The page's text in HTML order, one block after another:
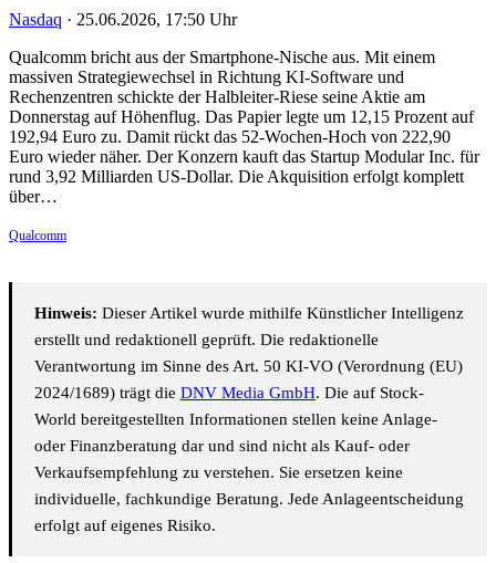
Nasdaq · 25.06.2026, 17:50 Uhr
Qualcomm bricht aus der Smartphone-Nische aus. Mit einem
massiven Strategiewechsel in Richtung KI-Software und
Rechenzentren schickte der Halbleiter-Riese seine Aktie am
Donnerstag auf Höhenflug. Das Papier legte um 12,15 Prozent auf
192,94 Euro zu. Damit rückt das 52-Wochen-Hoch von 222,90
Euro wieder näher. Der Konzern kauft das Startup Modular Inc. für
rund 3,92 Milliarden US-Dollar. Die Akquisition erfolgt komplett
über…
Qualcomm
Hinweis: Dieser Artikel wurde mithilfe Künstlicher Intelligenz
erstellt und redaktionell geprüft. Die redaktionelle
Verantwortung im Sinne des Art. 50 KI-VO (Verordnung (EU)
2024/1689) trägt die DNV Media GmbH. Die auf Stock-
World bereitgestellten Informationen stellen keine Anlage-
oder Finanzberatung dar und sind nicht als Kauf- oder
Verkaufsempfehlung zu verstehen. Sie ersetzen keine
individuelle, fachkundige Beratung. Jede Anlageentscheidung
erfolgt auf eigenes Risiko.